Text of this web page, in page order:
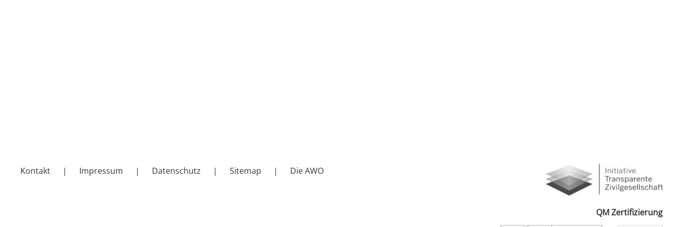
Kontakt Impressum Datenschutz Sitemap Die AWO
QM Zertifizierung